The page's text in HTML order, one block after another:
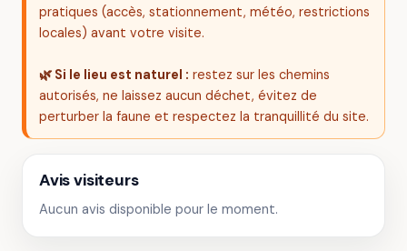
pratiques (accès, stationnement, météo, restrictions
locales) avant votre visite.
🌿 Si le lieu est naturel : restez sur les chemins
autorisés, ne laissez aucun déchet, évitez de
perturber la faune et respectez la tranquillité du site.
Avis visiteurs
Aucun avis disponible pour le moment.